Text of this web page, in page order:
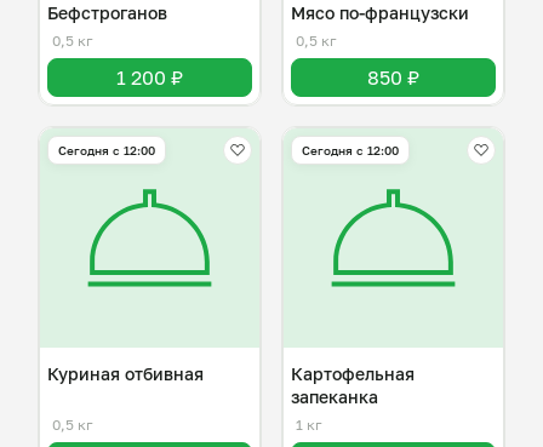
Бефстроганов
0,5 кг
1 200 ₽
Мясо по-французски
0,5 кг
850 ₽
Сегодня с 12:00
Куриная отбивная
0,5 кг
Сегодня с 12:00
Картофельная
запеканка
1 кг